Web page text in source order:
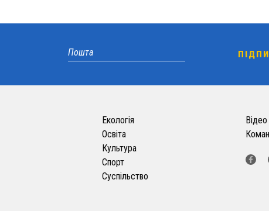
Екологія
Освіта
Культура
Спорт
Суспільство
Відео